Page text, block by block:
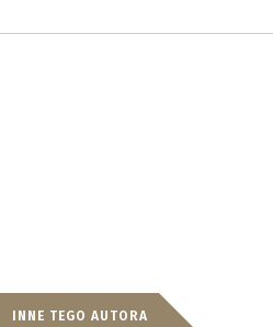
INNE TEGO AUTORA